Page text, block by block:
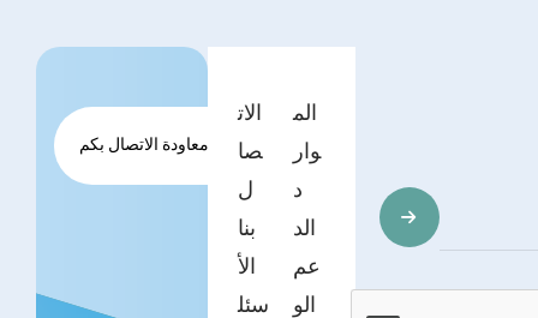
طلب معاودة الاتصال بكم
الات
صا
ل
بنا
الأ
سئل
الم
وار
د
الد
عم
الو